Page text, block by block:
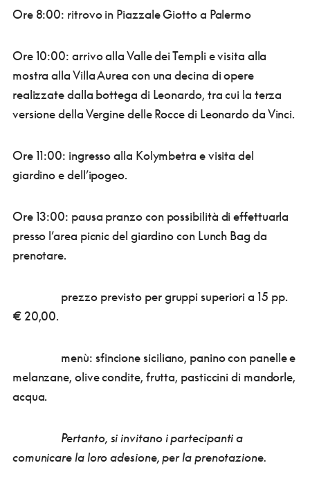
Ore 8:00: ritrovo in Piazzale Giotto a Palermo
Ore 10:00: arrivo alla Valle dei Templi e visita alla
mostra alla Villa Aurea con una decina di opere
realizzate dalla bottega di Leonardo, tra cui la terza
versione della Vergine delle Rocce di Leonardo da Vinci.
Ore 11:00: ingresso alla Kolymbetra e visita del
giardino e dell’ipogeo.
Ore 13:00: pausa pranzo con possibilità di effettuarla
presso l’area picnic del giardino con Lunch Bag da
prenotare.
prezzo previsto per gruppi superiori a 15 pp.
€ 20,00.
menù: sfincione siciliano, panino con panelle e
melanzane, olive condite, frutta, pasticcini di mandorle,
acqua.
Pertanto, si invitano i partecipanti a
comunicare la loro adesione, per la prenotazione.